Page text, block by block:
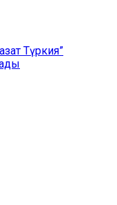
Түркия”